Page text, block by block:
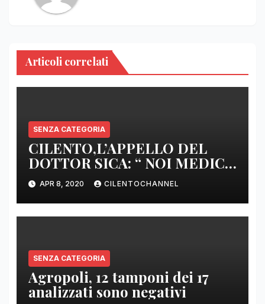
Articoli correlati
SENZA CATEGORIA
CILENTO,L’APPELLO DEL
DOTTOR SICA: “ NOI MEDICI
DI BASE SIAMO SENZA ARMI
E SENZA PRESIDI”
APR 8, 2020 CILENTOCHANNEL
SENZA CATEGORIA
Agropoli, 12 tamponi dei 17
analizzati sono negativi